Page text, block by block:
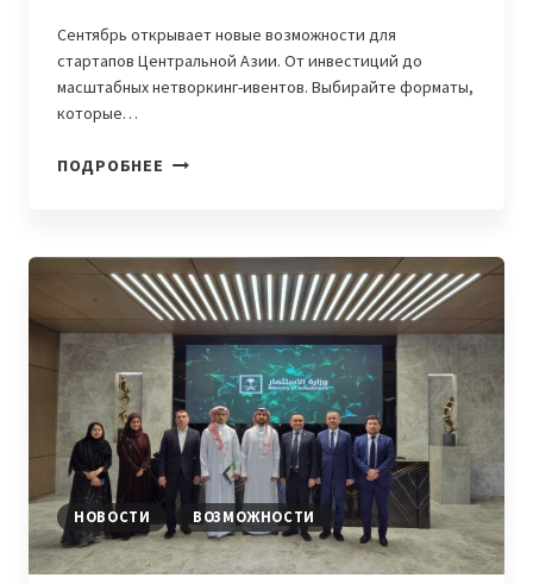
Сентябрь открывает новые возможности для
стартапов Центральной Азии. От инвестиций до
масштабных нетворкинг-ивентов. Выбирайте форматы,
которые…
ПОДРОБНЕЕ КАЛЕНДАРЬ
И
ВОЗМОЖНОСТЕЙ
НА
СЕНТЯБРЬ
2025
ГОДА
НОВОСТИ ВОЗМОЖНОСТИ